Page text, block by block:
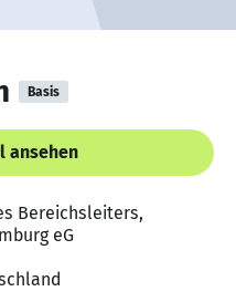
Basis
ansehen
Bereichsleiters,
eG